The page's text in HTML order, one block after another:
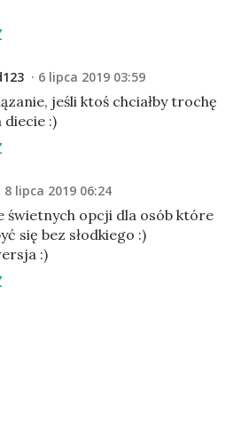
6 lipca 2019 03:59
jeśli ktoś chciałby trochę
diecie :)
8 lipca 2019 06:24
świetnych opcji dla osób które
się bez słodkiego :)
:)